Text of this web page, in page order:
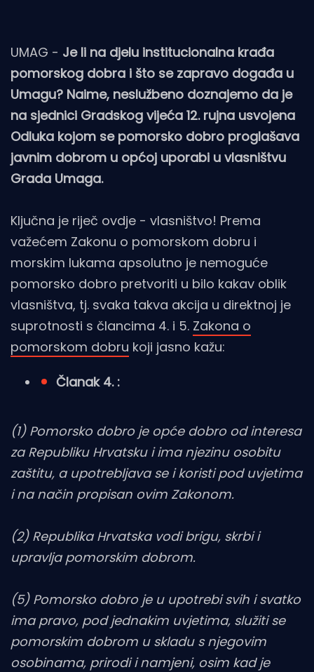
UMAG - Je li na djelu institucionalna krađa
pomorskog dobra i što se zapravo događa u
Umagu? Naime, neslužbeno doznajemo da je
na sjednici Gradskog vijeća 12. rujna usvojena
Odluka kojom se pomorsko dobro proglašava
javnim dobrom u općoj uporabi u vlasništvu
Grada Umaga.
Ključna je riječ ovdje - vlasništvo! Prema
važećem Zakonu o pomorskom dobru i
morskim lukama apsolutno je nemoguće
pomorsko dobro pretvoriti u bilo kakav oblik
vlasništva, tj. svaka takva akcija u direktnoj je
suprotnosti s člancima 4. i 5. Zakona o
pomorskom dobru koji jasno kažu:
Članak 4. :
(1) Pomorsko dobro je opće dobro od interesa
za Republiku Hrvatsku i ima njezinu osobitu
zaštitu, a upotrebljava se i koristi pod uvjetima
i na način propisan ovim Zakonom.
(2) Republika Hrvatska vodi brigu, skrbi i
upravlja pomorskim dobrom.
(5) Pomorsko dobro je u upotrebi svih i svatko
ima pravo, pod jednakim uvjetima, služiti se
pomorskim dobrom u skladu s njegovim
osobinama, prirodi i namjeni, osim kad je